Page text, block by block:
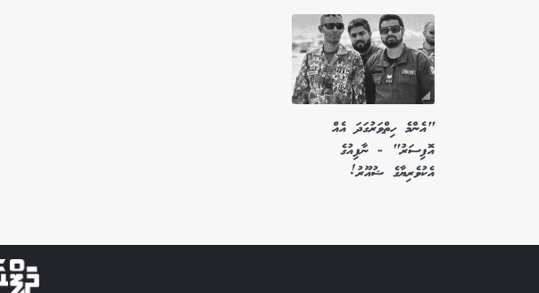
"އެންމެ ހިތްވަރުގަދަ އެއް
އޮފިސަރު" - ނާފިއުގެ
އެކުވެރިޔާގެ ޝުއޫރު!